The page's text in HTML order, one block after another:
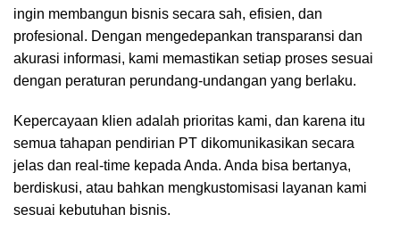
ingin membangun bisnis secara sah, efisien, dan
profesional. Dengan mengedepankan transparansi dan
akurasi informasi, kami memastikan setiap proses sesuai
dengan peraturan perundang-undangan yang berlaku.
Kepercayaan klien adalah prioritas kami, dan karena itu
semua tahapan pendirian PT dikomunikasikan secara
jelas dan real-time kepada Anda. Anda bisa bertanya,
berdiskusi, atau bahkan mengkustomisasi layanan kami
sesuai kebutuhan bisnis.